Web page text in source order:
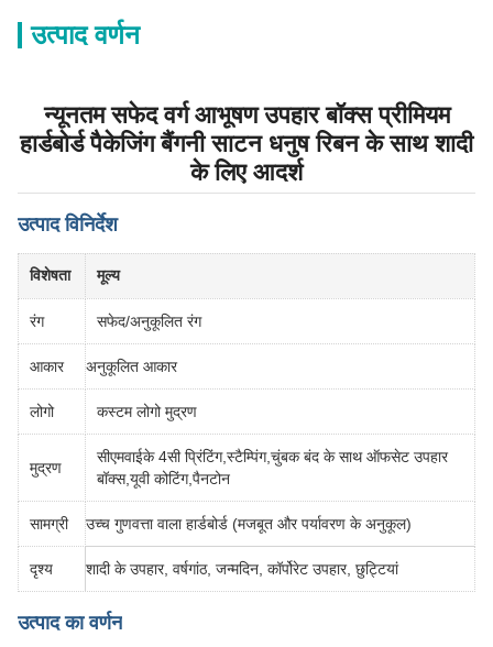
उत्पाद वर्णन
न्यूनतम सफेद वर्ग आभूषण उपहार बॉक्स प्रीमियम
हार्डबोर्ड पैकेजिंग बैंगनी साटन धनुष रिबन के साथ शादी
के लिए आदर्श
उत्पाद विनिर्देश
विशेषता मूल्य
रंग सफेद/अनुकूलित रंग
आकार अनुकूलित आकार
लोगो कस्टम लोगो मुद्रण
मुद्रण
सीएमवाईके 4सी प्रिंटिंग,स्टैम्पिंग,चुंबक बंद के साथ ऑफसेट उपहार
बॉक्स,यूवी कोटिंग,पैनटोन
सामग्री उच्च गुणवत्ता वाला हार्डबोर्ड (मजबूत और पर्यावरण के अनुकूल)
दृश्य शादी के उपहार, वर्षगांठ, जन्मदिन, कॉर्पोरेट उपहार, छुट्टियां
उत्पाद का वर्णन